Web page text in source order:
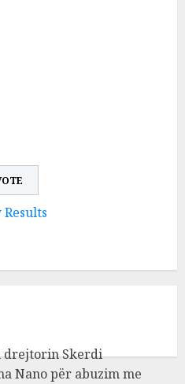
drejtorin Skerdi
Nano për abuzim me